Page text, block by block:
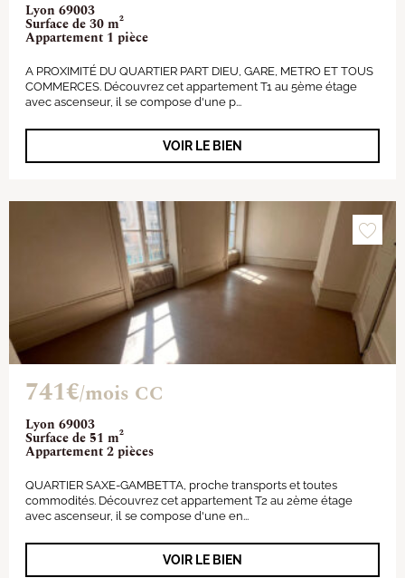
Lyon 69003
Surface de 30 m²
Appartement 1 pièce
A PROXIMITÉ DU QUARTIER PART DIEU, GARE, METRO ET TOUS
COMMERCES. Découvrez cet appartement T1 au 5ème étage
avec ascenseur, il se compose d'une p...
VOIR LE BIEN
Lyon 69003
Surface de 51 m²
Appartement 2 pièces
741€/mois CC
QUARTIER SAXE-GAMBETTA, proche transports et toutes
commodités. Découvrez cet appartement T2 au 2ème étage
avec ascenseur, il se compose d'une en...
VOIR LE BIEN